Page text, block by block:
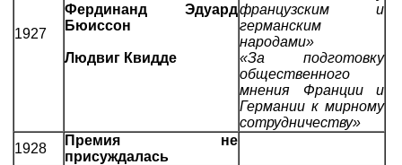
1927
Фердинанд Эдуард
Бюиссон
Людвиг Квидде
французским и
германским
народами»
«За подготовку
общественного
мнения Франции и
Германии к мирному
сотрудничеству»
1928
Премия не
присуждалась